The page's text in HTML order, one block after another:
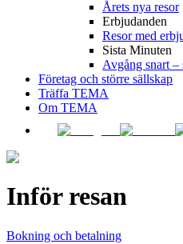
Årets nya resor
Erbjudanden
Resor med
Sista Minuten
Avgång snart –
Företag och större sällskap
Träffa TEMA
Om TEMA
Inför resan
Bokning och betalning